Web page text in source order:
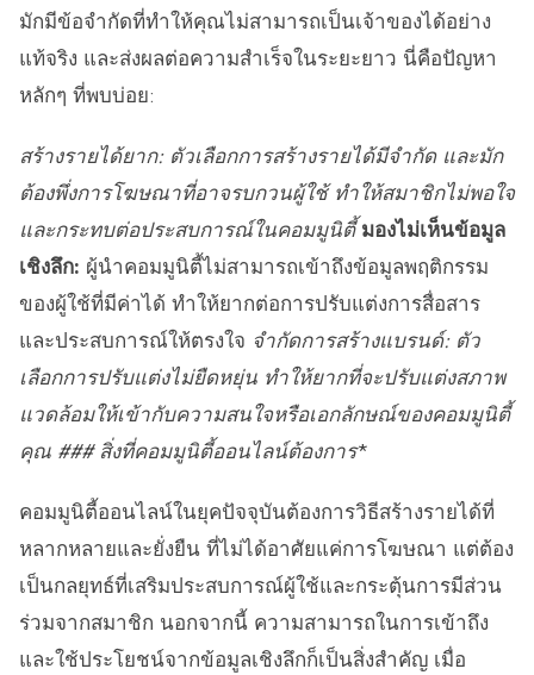
มักมีข้อจำกัดที่ทำให้คุณไม่สามารถเป็นเจ้าของได้อย่าง
แท้จริง และส่งผลต่อความสำเร็จในระยะยาว นี่คือปัญหา
หลักๆ ที่พบบ่อย:
สร้างรายได้ยาก:ตัวเลือกการสร้างรายได้มีจำกัด และมัก
ต้องพึ่งการโฆษณาที่อาจรบกวนผู้ใช้ ทำให้สมาชิกไม่พอใจ
และกระทบต่อประสบการณ์ในคอมมูนิตี้มองไม่เห็นข้อมูล
เชิงลึก: ผู้นำคอมมูนิตี้ไม่สามารถเข้าถึงข้อมูลพฤติกรรม
ของผู้ใช้ที่มีค่าได้ ทำให้ยากต่อการปรับแต่งการสื่อสาร
และประสบการณ์ให้ตรงใจ จำกัดการสร้างแบรนด์:ตัว
เลือกการปรับแต่งไม่ยืดหยุ่น ทำให้ยากที่จะปรับแต่งสภาพ
แวดล้อมให้เข้ากับความสนใจหรือเอกลักษณ์ของคอมมูนิตี้
คุณ ### สิ่งที่คอมมูนิตี้ออนไลน์ต้องการ*
คอมมูนิตี้ออนไลน์ในยุคปัจจุบันต้องการวิธีสร้างรายได้ที่
หลากหลายและยั่งยืน ที่ไม่ได้อาศัยแค่การโฆษณา แต่ต้อง
เป็นกลยุทธ์ที่เสริมประสบการณ์ผู้ใช้และกระตุ้นการมีส่วน
ร่วมจากสมาชิก นอกจากนี้ ความสามารถในการเข้าถึง
และใช้ประโยชน์จากข้อมูลเชิงลึกก็เป็นสิ่งสำคัญ เมื่อ